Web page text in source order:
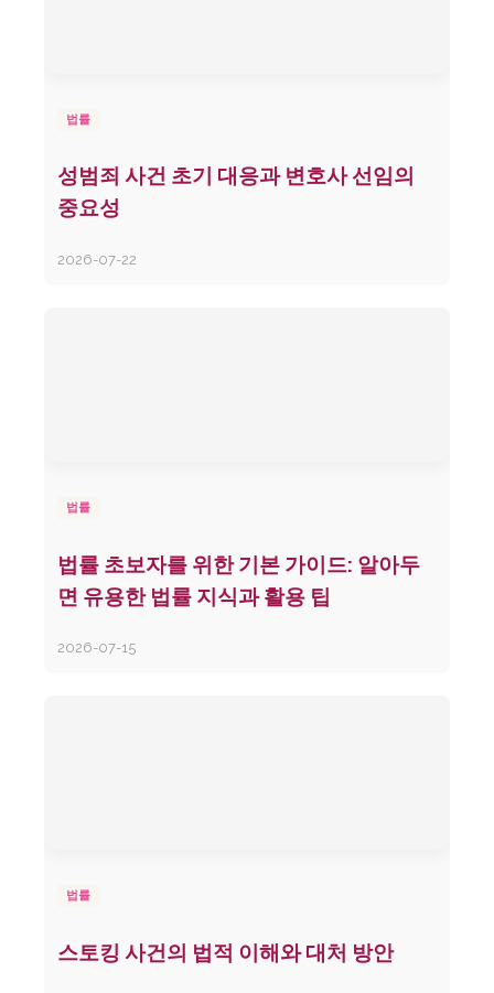
법률
성범죄 사건 초기 대응과 변호사 선임의
중요성
2026-07-22
법률
법률 초보자를 위한 기본 가이드: 알아두
면 유용한 법률 지식과 활용 팁
2026-07-15
법률
스토킹 사건의 법적 이해와 대처 방안